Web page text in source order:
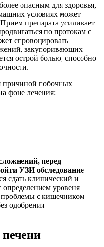
опасным для здоровья,
условиях может
препарата усиливает
по протокам с
спровоцировать
закупоривающих
острой болью, способно
причиной побочных
фоне лечения:
перед
УЗИ обследование
сдать клинический и
уровеня
с кишечником
одобрения
печени